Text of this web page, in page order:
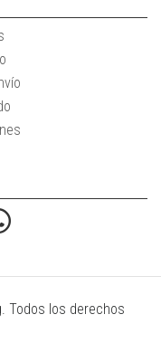
Todos los derechos